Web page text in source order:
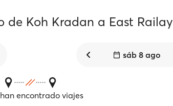
de Koh Kradan a East Railay
sáb 8 ago
encontrado viajes